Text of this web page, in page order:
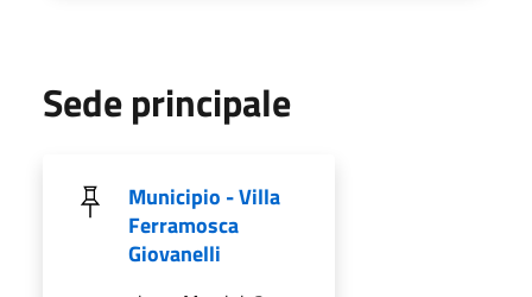
Sede principale
Municipio - Villa
Ferramosca
Giovanelli